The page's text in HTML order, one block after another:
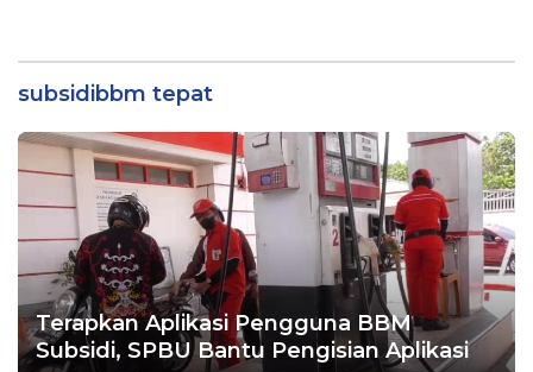
subsidibbm tepat
Terapkan Aplikasi Pengguna BBM
Subsidi, SPBU Bantu Pengisian Aplikasi